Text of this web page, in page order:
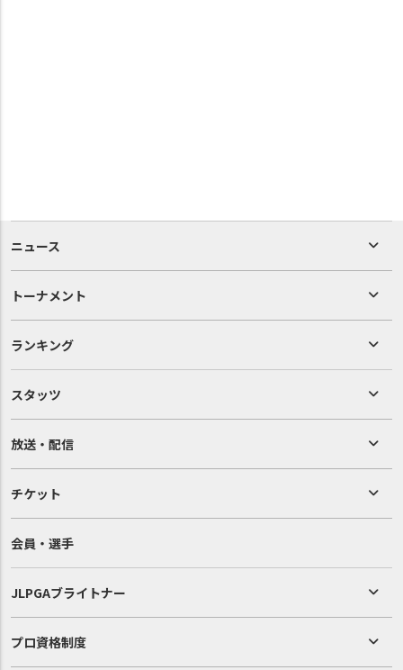
ニュース
トーナメント
ランキング
スタッツ
放送・配信
チケット
会員・選手
JLPGAブライトナー
プロ資格制度